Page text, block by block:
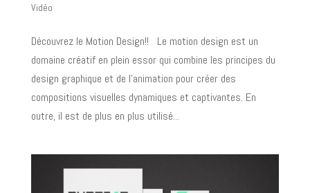
Vidéo
Découvrez le Motion Design!!​ Le motion design est un
domaine créatif en plein essor qui combine les principes du
design graphique et de l’animation pour créer des
compositions visuelles dynamiques et captivantes. En
outre, il est de plus en plus utilisé...